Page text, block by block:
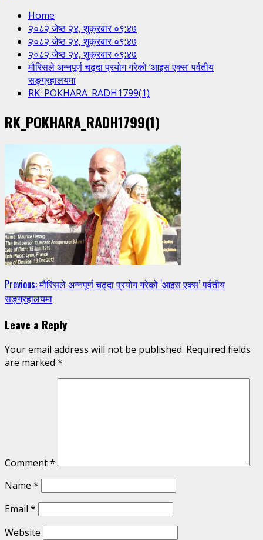
Home
२०८२ जेष्ठ २४, शुक्रबार ०९:४७
२०८२ जेष्ठ २४, शुक्रबार ०९:४७
२०८२ जेष्ठ २४, शुक्रबार ०९:४७
मौरिसले अन्नपूर्ण चढ्दा प्रयोग गरेको ‘आइस एक्स’ पर्वतीय
सङ्ग्रहालयमा
RK_POKHARA_RADH1799(1)
RK_POKHARA_RADH1799(1)
Continue
Reading
Previous:मौरिसले अन्नपूर्ण चढ्दा प्रयोग गरेको ‘आइस एक्स’ पर्वतीय
सङ्ग्रहालयमा
Leave a Reply
Your email address will not be published. Required fields
are marked *
Comment*
Name *
Email *
Website